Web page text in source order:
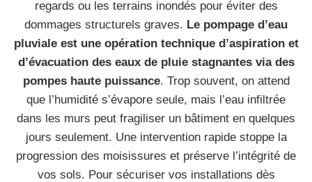
regards ou les terrains inondés pour éviter des
dommages structurels graves. Le pompage d’eau
pluviale est une opération technique d’aspiration et
d’évacuation des eaux de pluie stagnantes via des
pompes haute puissance. Trop souvent, on attend
que l’humidité s’évapore seule, mais l’eau infiltrée
dans les murs peut fragiliser un bâtiment en quelques
jours seulement. Une intervention rapide stoppe la
progression des moisissures et préserve l’intégrité de
vos sols. Pour sécuriser vos installations dès